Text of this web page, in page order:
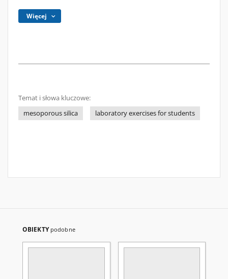
Więcej
Temat i słowa kluczowe:
mesoporous silica
laboratory exercises for students
OBIEKTY podobne